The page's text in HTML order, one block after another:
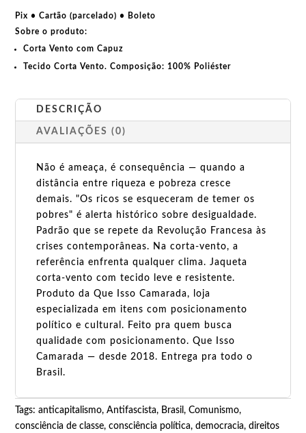
de
temer
os
Pix • Cartão (parcelado) • Boleto
Sobre o produto:
Corta Vento com Capuz
Tecido Corta Vento. Composição: 100% Poliéster
DESCRIÇÃO
AVALIAÇÕES (0)
Não é ameaça, é consequência — quando a
distância entre riqueza e pobreza cresce
demais. "Os ricos se esqueceram de temer os
pobres" é alerta histórico sobre desigualdade.
Padrão que se repete da Revolução Francesa às
crises contemporâneas. Na corta-vento, a
referência enfrenta qualquer clima. Jaqueta
corta-vento com tecido leve e resistente.
Produto da Que Isso Camarada, loja
especializada em itens com posicionamento
político e cultural. Feito pra quem busca
qualidade com posicionamento. Que Isso
Camarada — desde 2018. Entrega pra todo o
Brasil.
Tags:anticapitalismo,Antifascista, Brasil,Comunismo,
consciência de classe,consciência política,democracia,direitos